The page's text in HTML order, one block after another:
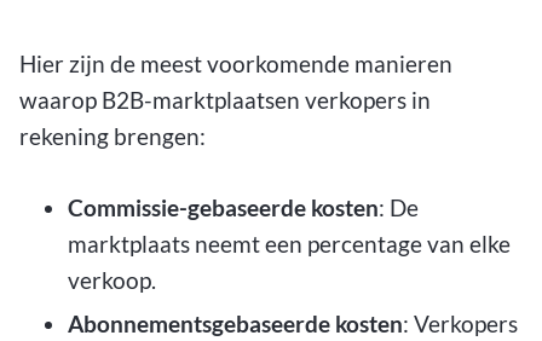
Hier zijn de meest voorkomende manieren
waarop B2B-marktplaatsen verkopers in
rekening brengen:
Commissie-gebaseerde kosten: De
marktplaats neemt een percentage van elke
verkoop.
Abonnementsgebaseerde kosten: Verkopers